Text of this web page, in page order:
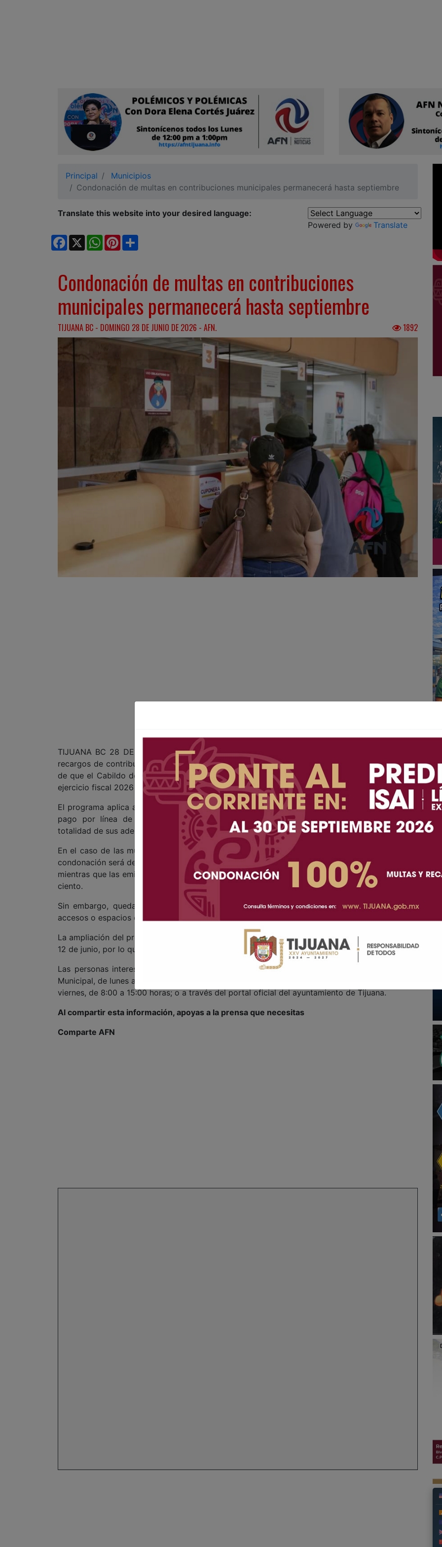
Principal
Municipios
Condonación de multas en contribuciones municipales permanecerá hasta septiembre
Translate this website into your desired language:
Powered by
Translate
Facebook
X WhatsApp
Pinterest
Condonación de multas en contribuciones
municipales permanecerá hasta septiembre
TIJUANA BC - DOMINGO 28 DE JUNIO DE 2026 - AFN. 1892
TIJUANA BC 28 DE JUNIO DE 2026 (AFN).- La condonación del 100 por ciento en multas y
recargos de contribuciones municipales permanecerá vigente hasta el 30 de septiembre, luego
de que el Cabildo de Tijuana aprobó ampliar este beneficio para adeudos correspondientes al
ejercicio fiscal 2026 y años anteriores, informó la Secretaría de Finanzas del ayuntamiento.
El programa aplica al Impuesto Predial, el Impuesto Sobre Adquisición de Inmuebles (ISAI) y el
pago por línea de estacionamiento exclusivo, siempre que los contribuyentes liquiden la
totalidad de sus adeudos y cumplan con las disposiciones establecidas en el decreto.
En el caso de las multas por incumplimiento al Reglamento de Tránsito y Control Vehicular, la
condonación será del 100 por ciento para las infracciones generadas en 2021 y años anteriores,
mientras que las emitidas entre 2022 y el 11 de junio de 2026 tendrán un descuento del 50 por
ciento.
Sin embargo, quedarán excluidas de este beneficio las multas por estacionarse en rampas,
accesos o espacios exclusivos para personas con discapacidad.
La ampliación del programa fue aprobada por el Cabildo durante la sesión celebrada el pasado
12 de junio, por lo que el beneficio continuará vigente del 1 de julio al 30 de septiembre.
Las personas interesadas podrán realizar el trámite en las oficinas recaudadoras del Palacio
Municipal, de lunes a viernes, de 8:00 a 16:00 horas; en las delegaciones municipales, de lunes a
viernes, de 8:00 a 15:00 horas; o a través del portal oficial del ayuntamiento de Tijuana.
Al compartir esta información, apoyas a la prensa que necesitas
Comparte AFN